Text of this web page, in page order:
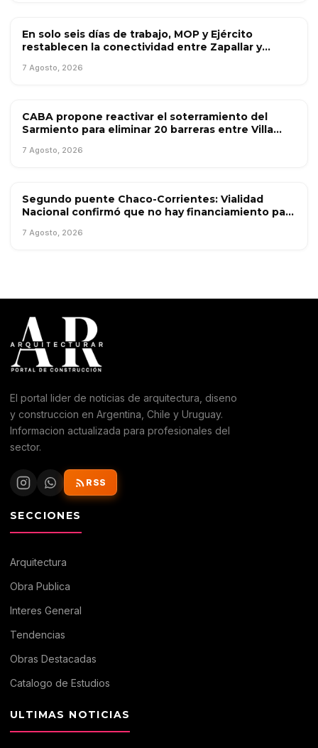
OBRA PÚBLICA
En solo seis días de trabajo, MOP y Ejército
restablecen la conectividad entre Zapallar y
7 Agosto, 2026
OBRA PÚBLICA
CABA propone reactivar el soterramiento del
Sarmiento para eliminar 20 barreras entre Villa
7 Agosto, 2026
OBRA PÚBLICA
Segundo puente Chaco-Corrientes: Vialidad
Nacional confirmó que no hay financiamiento para
7 Agosto, 2026
El portal lider de noticias de arquitectura, diseno
y construccion en Argentina, Chile y Uruguay.
Informacion actualizada para profesionales del
sector.
RSS
SECCIONES
Arquitectura
Obra Publica
Interes General
Tendencias
Obras Destacadas
Catalogo de Estudios
ULTIMAS NOTICIAS